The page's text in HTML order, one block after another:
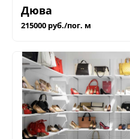
Дюва
215000 руб./пог. м